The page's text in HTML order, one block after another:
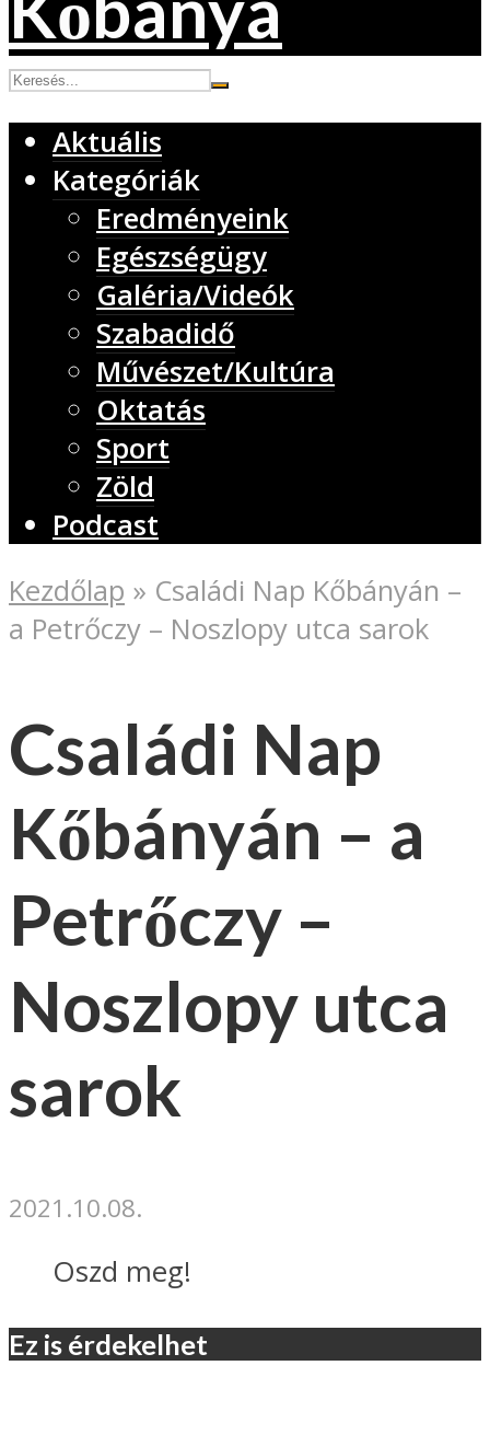
Aktuális
Kategóriák
Eredményeink
Egészségügy
Galéria/Videók
Szabadidő
Művészet/Kultúra
Oktatás
Sport
Zöld
Podcast
Kezdőlap » Családi Nap Kőbányán –
a Petrőczy – Noszlopy utca sarok
Családi Nap
Kőbányán – a
Petrőczy –
Noszlopy utca
sarok
2021.10.08.
Oszd meg!
Ez is érdekelhet